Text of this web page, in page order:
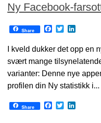
Ny Facebook-
Share Facebook
Twitter
I kveld dukker det opp en
svært mange
varianter: Denne nye
profilen din Ny statistikk i...
Share Facebook
Twitter